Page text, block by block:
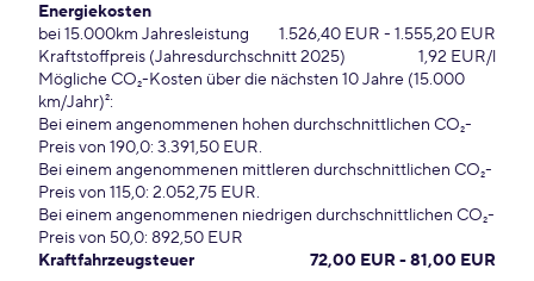
Energiekosten
bei 15.000km Jahresleistung
1.526,40 EUR - 1.555,20 EUR
Kraftstoffpreis (Jahresdurchschnitt 2025)
1,92 EUR/l
Mögliche CO₂-Kosten über die nächsten 10 Jahre (15.000
km/Jahr)²:
Bei einem angenommenen hohen durchschnittlichen CO₂-
Preis von 190,0: 3.391,50 EUR.
Bei einem angenommenen mittleren durchschnittlichen CO₂-
Preis von 115,0: 2.052,75 EUR.
Bei einem angenommenen niedrigen durchschnittlichen CO₂-
Preis von 50,0: 892,50 EUR
Kraftfahrzeugsteuer
72,00 EUR - 81,00 EUR